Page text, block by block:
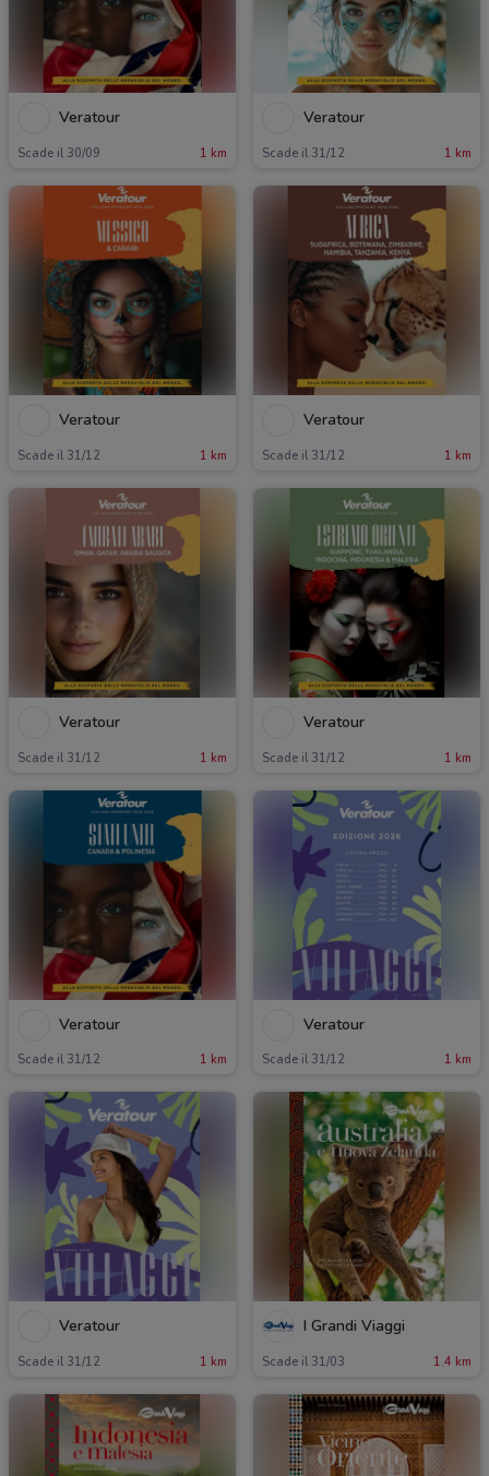
Veratour
Scade il 30/09 1 km
Veratour
Scade il 31/12 1 km
Veratour
Scade il 31/12 1 km
Veratour
Scade il 31/12 1 km
Veratour
Scade il 31/12 1 km
Veratour
Scade il 31/12 1 km
Veratour
Scade il 31/12 1 km
Veratour
Scade il 31/12 1 km
Veratour
Scade il 31/12 1 km
I Grandi Viaggi
Scade il 31/03 1.4 km